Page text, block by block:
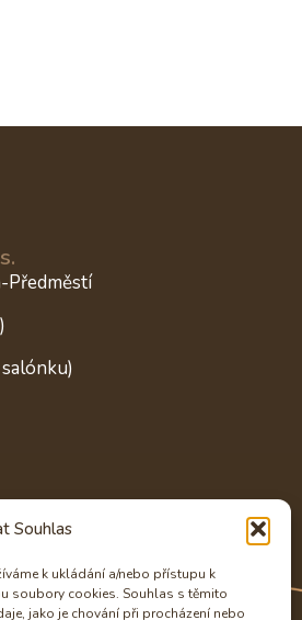
Souhlas
k ukládání a/nebo přístupu k
soubory cookies. Souhlas s těmito
jako je chování při procházení nebo
Předměstí